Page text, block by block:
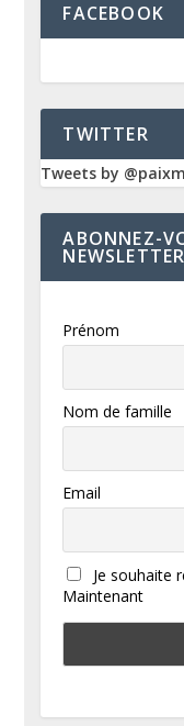
FACEBOOK
TWITTER
Tweets by
ABONNEZ-
NEWSLETTER
Prénom
Nom de famille
Email
Je souhaite
Maintenant